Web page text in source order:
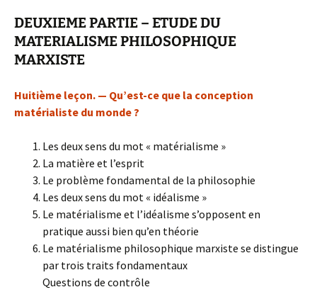
DEUXIEME PARTIE – ETUDE DU
MATERIALISME PHILOSOPHIQUE
MARXISTE
Huitième leçon. — Qu’est-ce que la conception
matérialiste du monde ?
Les deux sens du mot « matérialisme »
La matière et l’esprit
Le problème fondamental de la philosophie
Les deux sens du mot « idéalisme »
Le matérialisme et l’idéalisme s’opposent en
pratique aussi bien qu’en théorie
Le matérialisme philosophique marxiste se distingue
par trois traits fondamentaux
Questions de contrôle